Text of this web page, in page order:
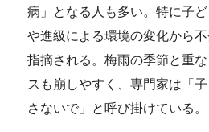
病」となる人も多い。特に子
や進級による環境の変化から
指摘される。梅雨の季節と重
スも崩しやすく、専門家は「
さないで」と呼び掛けている。